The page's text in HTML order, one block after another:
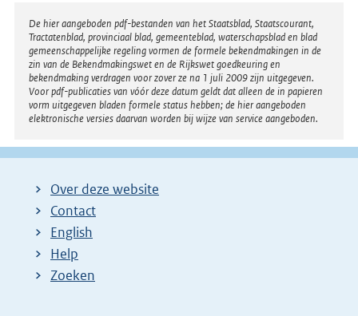
k
:
Disclaimer
De hier aangeboden pdf-bestanden van het Staatsblad, Staatscourant,
Tractatenblad, provinciaal blad, gemeenteblad, waterschapsblad en blad
gemeenschappelijke regeling vormen de formele bekendmakingen in de
zin van de Bekendmakingswet en de Rijkswet goedkeuring en
bekendmaking verdragen voor zover ze na 1 juli 2009 zijn uitgegeven.
Voor pdf-publicaties van vóór deze datum geldt dat alleen de in papieren
vorm uitgegeven bladen formele status hebben; de hier aangeboden
elektronische versies daarvan worden bij wijze van service aangeboden.
Over deze website
Contact
English
Help
Zoeken